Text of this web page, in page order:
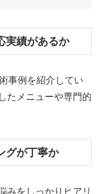
実績があるか
事例を紹介してい
たメニューや専門的
グが丁寧か
みをしっかりヒアリ